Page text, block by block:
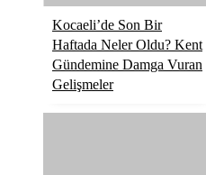
Kocaeli’de Son Bir
Haftada Neler Oldu? Kent
Gündemine Damga Vuran
Gelişmeler